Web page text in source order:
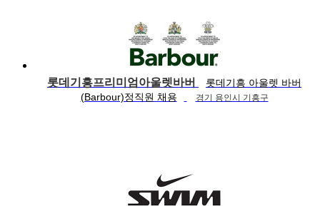
롯데기흥프리미엄아울렛바버
롯데기흥 아울렛 바버
(Barbour)정직원 채용
경기 용인시 기흥구